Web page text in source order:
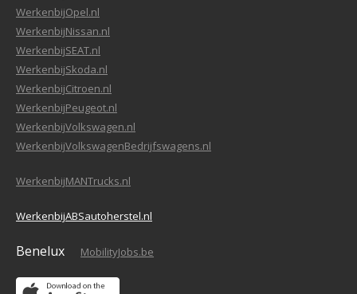
WerkenbijOpel.nl
WerkenbijNissan.nl
WerkenbijSEAT.nl
WerkenbijSkoda.nl
WerkenbijCitroen.nl
WerkenbijPeugeot.nl
WerkenbijVolkswagen.nl
WerkenbijVolkswagenBedrijfswagens.nl
WerkenbijMANTrucks.nl
WerkenbijABSautoherstel.nl
Benelux MobilityJobs.be